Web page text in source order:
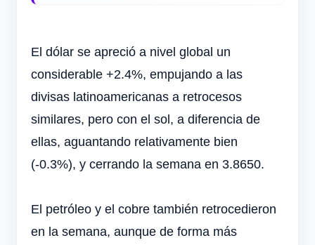
El dólar se apreció a nivel global un
considerable +2.4%, empujando a las
divisas latinoamericanas a retrocesos
similares, pero con el sol, a diferencia de
ellas, aguantando relativamente bien
(-0.3%), y cerrando la semana en 3.8650.
El petróleo y el cobre también retrocedieron
en la semana, aunque de forma más